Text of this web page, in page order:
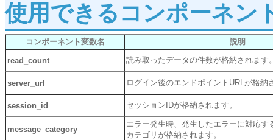
使用できるコンポーネン
コンポーネント変数名 説明
read_count 読み取ったデータの件数が格納されます
server_url ログイン後のエンドポイントURLが格納
session_id セッションIDが格納されます。
message_category
エラー発生時、発生したエラーに対応す
カテゴリが格納されます。